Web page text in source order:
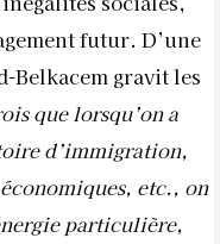
futur. D’une
Belkacem gravit les
que lorsqu’on a
d’immigration,
etc., on
particulière,